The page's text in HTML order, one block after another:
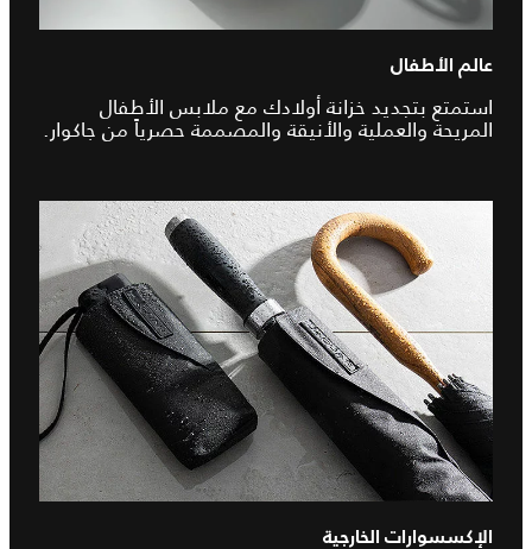
عالم الأطفال
استمتع بتجديد خزانة أولادك مع ملابس الأطفال
المريحة والعملية والأنيقة والمصممة حصرياً من جاكوار.
الإكسسوارات الخارجية